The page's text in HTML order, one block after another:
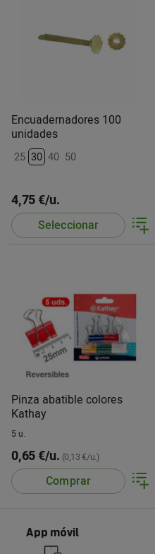
Encuadernadores 100
unidades
25 30 40 50
4,75 €/u.
Seleccionar
Pinza abatible colores
Kathay
5 u.
0,65 €/u. (0,13 €/u.)
Comprar
App móvil